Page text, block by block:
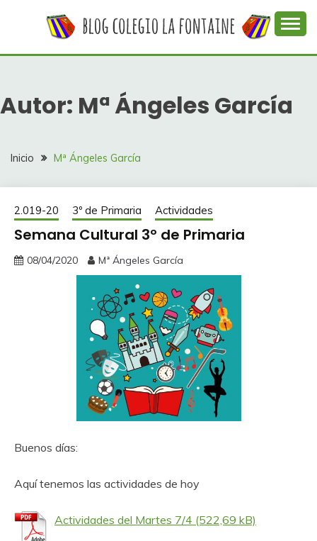
COLEGIO LA
FONTAINE
colegio La Fontaine
Autor: Mª Ángeles García
Inicio Mª Ángeles García
2.019-20 3º de Primaria Actividades
Semana Cultural 3º de Primaria
08/04/2020 Mª Ángeles García
Buenos días:
Aquí tenemos las actividades de hoy
Actividades del Martes 7/4